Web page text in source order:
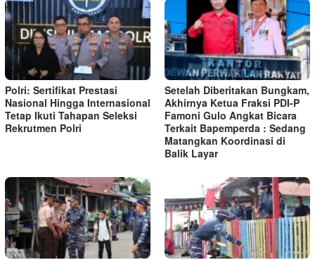
Polri: Sertifikat Prestasi
Nasional Hingga Internasional
Tetap Ikuti Tahapan Seleksi
Rekrutmen Polri
Setelah Diberitakan Bungkam,
Akhirnya Ketua Fraksi PDI-P
Famoni Gulo Angkat Bicara
Terkait Bapemperda : Sedang
Matangkan Koordinasi di
Balik Layar